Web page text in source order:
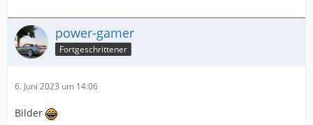
power-gamer
Fortgeschrittener
6. Juni 2023 um 14:06
Bilder